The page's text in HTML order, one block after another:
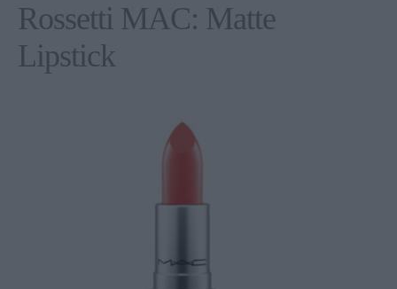
Rossetti MAC: Matte
Lipstick